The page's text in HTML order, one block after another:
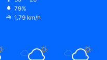
79%
1.79 km/h